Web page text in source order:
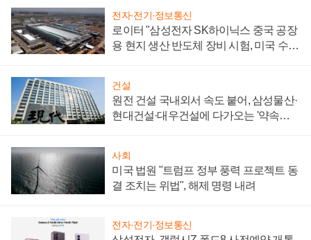
전자·전기·정보통신
로이터 "삼성전자 SK하이닉스 중국 공장
용 현지 생산 반도체 장비 시험, 미국 수출
건설
원전 건설 국내외서 속도 붙어, 삼성물산·
현대건설·대우건설에 다가오는 '약속의
사회
미국 법원 "트럼프 정부 풍력 프로젝트 동
결 조치는 위법", 해제 명령 내려
전자·전기·정보통신